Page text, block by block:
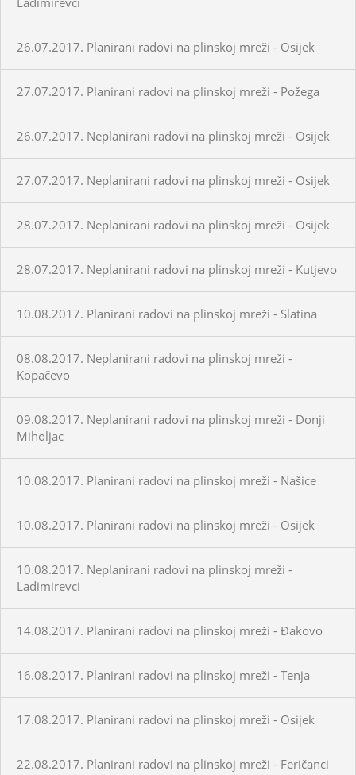
26.07.2017. Planirani radovi na plinskoj mreži - Osijek
27.07.2017. Planirani radovi na plinskoj mreži - Požega
26.07.2017. Neplanirani radovi na plinskoj mreži - Osijek
27.07.2017. Neplanirani radovi na plinskoj mreži - Osijek
28.07.2017. Neplanirani radovi na plinskoj mreži - Osijek
28.07.2017. Neplanirani radovi na plinskoj mreži - Kutjevo
10.08.2017. Planirani radovi na plinskoj mreži - Slatina
08.08.2017. Neplanirani radovi na plinskoj mreži -
Kopačevo
09.08.2017. Neplanirani radovi na plinskoj mreži - Donji
Miholjac
10.08.2017. Planirani radovi na plinskoj mreži - Našice
10.08.2017. Planirani radovi na plinskoj mreži - Osijek
10.08.2017. Neplanirani radovi na plinskoj mreži -
Ladimirevci
14.08.2017. Planirani radovi na plinskoj mreži - Đakovo
16.08.2017. Planirani radovi na plinskoj mreži - Tenja
17.08.2017. Planirani radovi na plinskoj mreži - Osijek
22.08.2017. Planirani radovi na plinskoj mreži - Feričanci